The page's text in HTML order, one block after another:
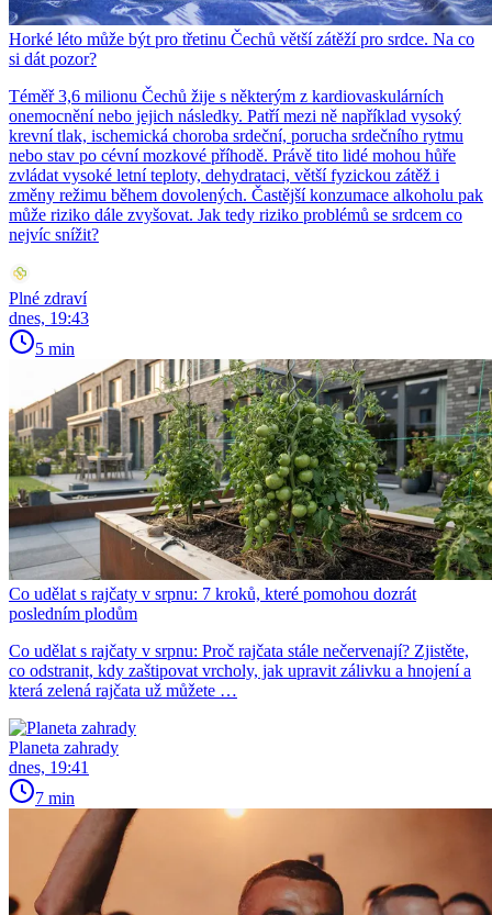
Horké léto může být pro třetinu Čechů větší zátěží pro srdce. Na co
si dát pozor?
Téměř 3,6 milionu Čechů žije s některým z kardiovaskulárních
onemocnění nebo jejich následky. Patří mezi ně například vysoký
krevní tlak, ischemická choroba srdeční, porucha srdečního rytmu
nebo stav po cévní mozkové příhodě. Právě tito lidé mohou hůře
zvládat vysoké letní teploty, dehydrataci, větší fyzickou zátěž i
změny režimu během dovolených. Častější konzumace alkoholu pak
může riziko dále zvyšovat. Jak tedy riziko problémů se srdcem co
nejvíc snížit?
Plné zdraví
dnes, 19:43
5 min
Co udělat s rajčaty v srpnu: 7 kroků, které pomohou dozrát
posledním plodům
Co udělat s rajčaty v srpnu: Proč rajčata stále nečervenají? Zjistěte,
co odstranit, kdy zaštipovat vrcholy, jak upravit zálivku a hnojení a
která zelená rajčata už můžete …
Planeta zahrady
dnes, 19:41
7 min